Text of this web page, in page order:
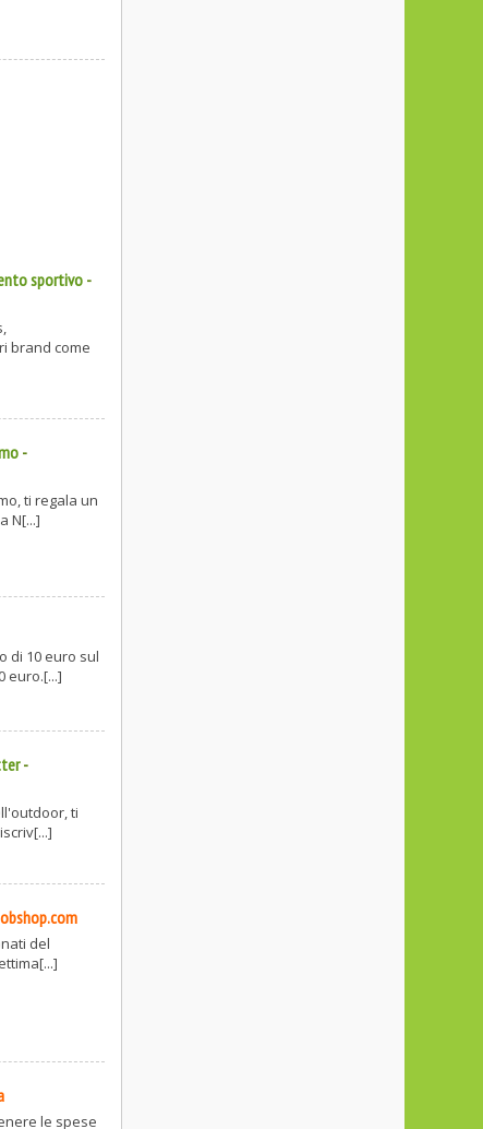
sportivo -
brand come
-
ti regala un
N[...]
di 10 euro sul
euro.[...]
-
ti
del
le spese